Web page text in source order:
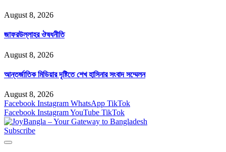
August 8, 2026
জাফরউল্লাহর ঔষধনীতি
August 8, 2026
আন্তর্জাতিক মিডিয়ার দৃষ্টিতে শেখ হাসিনার সংবাদ সম্মেলন
August 8, 2026
Facebook Instagram WhatsApp TikTok
Facebook InstagramYouTube TikTok
Subscribe